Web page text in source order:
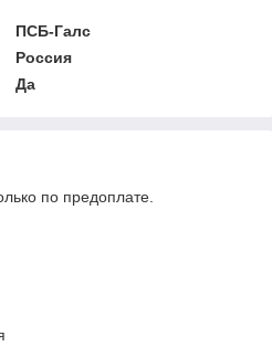
ПСБ-Галс
Россия
Да
по предоплате.